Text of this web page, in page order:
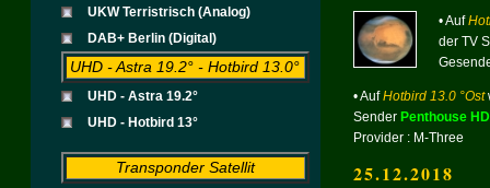
UKW Terristrisch (Analog)
DAB+ Berlin (Digital)
UHD - Astra 19.2° - Hotbird 13.0°
UHD - Astra 19.2°
UHD - Hotbird 13°
Transponder Satellit
• Auf
der TV
• AufHotbird 13.0 °Ost
Sender Penthouse HD
Provider : M-Three
25.12.2018